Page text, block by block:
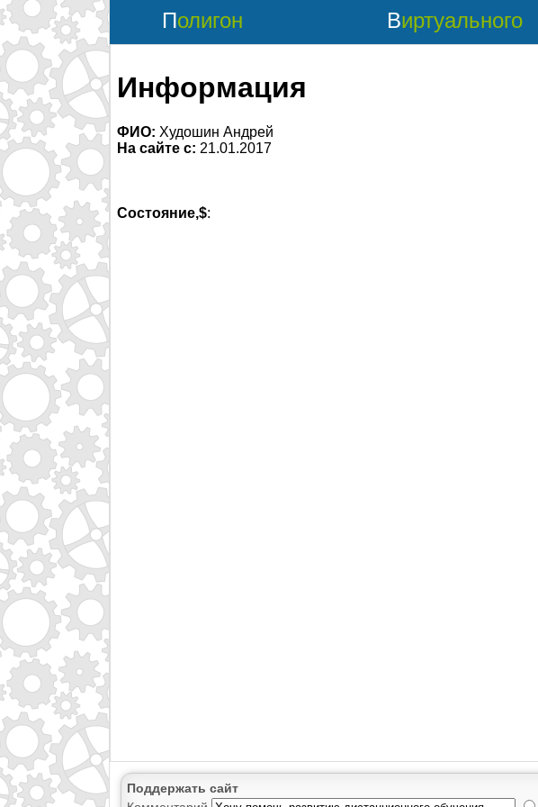
Полигон Виртуального
Информация
ФИО: Худошин Андрей
На сайте с: 21.01.2017
Состояние,$:
Поддержать сайт